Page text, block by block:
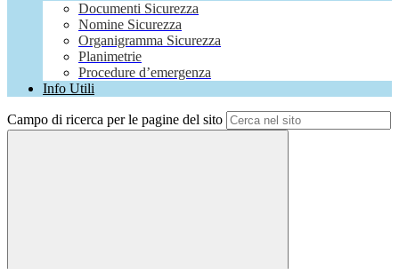
Documenti Sicurezza
Nomine Sicurezza
Organigramma Sicurezza
Planimetrie
Procedure d’emergenza
Info Utili
Campo di ricerca per le pagine del sito